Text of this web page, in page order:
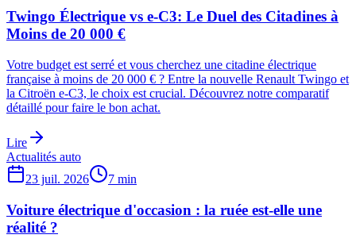
Twingo Électrique vs e-C3: Le Duel des Citadines à
Moins de 20 000 €
Votre budget est serré et vous cherchez une citadine électrique
française à moins de 20 000 € ? Entre la nouvelle Renault Twingo et
la Citroën e-C3, le choix est crucial. Découvrez notre comparatif
détaillé pour faire le bon achat.
Lire
Actualités auto
23 juil. 2026
7 min
Voiture électrique d'occasion : la ruée est-elle une
réalité ?